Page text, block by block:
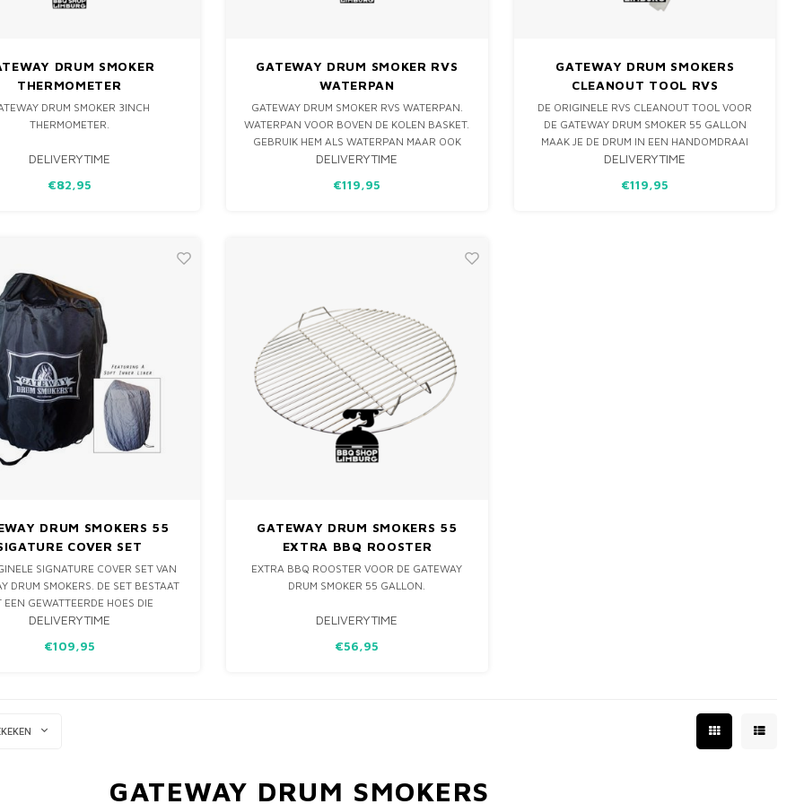
DRUM SMOKER
THERMOMETER
DRUM SMOKER 3INCH
THERMOMETER.
DELIVERYTIME
€82,95
GATEWAY DRUM SMOKER RVS
WATERPAN
GATEWAY DRUM SMOKER RVS WATERPAN.
WATERPAN VOOR BOVEN DE KOLEN BASKET.
GEBRUIK HEM ALS WATERPAN MAAR OOK
OM EEN HALVE INDIRECTE ZONE TE
DELIVERYTIME
€119,95
GATEWAY DRUM SMOKERS
CLEANOUT TOOL RVS
DE ORIGINELE RVS CLEANOUT TOOL VOOR
DE GATEWAY DRUM SMOKER 55 GALLON
MAAK JE DE DRUM IN EEN HANDOMDRAAI
SCHOON EN TIL JE MET GEMAK DE
TE HOEVEN HANGEN.
DELIVERYTIME
€119,95
DRUM SMOKERS 55
COVER SET
SIGNATURE COVER SET VAN
DRUM SMOKERS. DE SET BESTAAT
EEN GEWATTEERDE HOES DIE
TIJDENS BIJVOORBEELD
WEER EN WIND BESTENDIGE,
DELIVERYTIME
€109,95
GATEWAY DRUM SMOKERS 55
EXTRA BBQ ROOSTER
EXTRA BBQ ROOSTER VOOR DE GATEWAY
DRUM SMOKER 55 GALLON.
DELIVERYTIME
€56,95
GATEWAY DRUM SMOKERS